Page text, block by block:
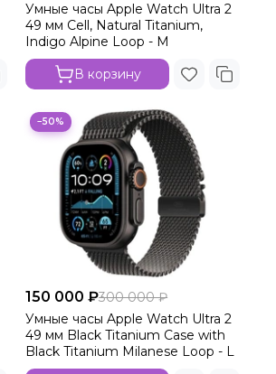
Умные часы Apple Watch Ultra 2
49 мм Cell, Natural Titanium,
Indigo Alpine Loop - M
В корзину
−50%
150 000 ₽300 000 ₽
Умные часы Apple Watch Ultra 2
49 мм Black Titanium Case with
Black Titanium Milanese Loop - L